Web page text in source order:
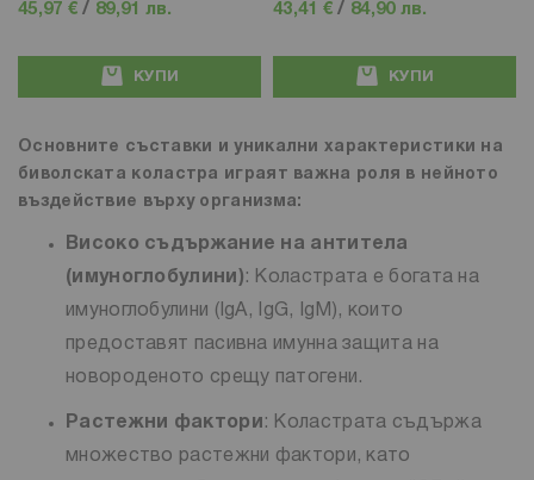
45,97 € / 89,91 лв.
КУПИ
43,41 € / 84,90 лв.
КУПИ
Основните съставки и уникални характеристики на
биволската коластра играят важна роля в нейното
въздействие върху организма:
Високо съдържание на антитела
(имуноглобулини) : Коластрата е богата на
имуноглобулини (IgA, IgG, IgM), които
предоставят пасивна имунна защита на
новороденото срещу патогени.
Растежни фактори : Коластрата съдържа
множество растежни фактори, като